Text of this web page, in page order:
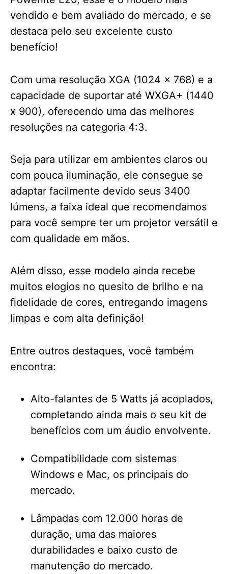
vendido e bem avaliado do mercado, e se
destaca pelo seu excelente custo
benefício!
Com uma resolução XGA (1024 x 768) e a
capacidade de suportar até WXGA+ (1440
x 900), oferecendo uma das melhores
resoluções na categoria 4:3.
Seja para utilizar em ambientes claros ou
com pouca iluminação, ele consegue se
adaptar facilmente devido seus 3400
lúmens, a faixa ideal que recomendamos
para você sempre ter um projetor versátil e
com qualidade em mãos.
Além disso, esse modelo ainda recebe
muitos elogios no quesito de brilho e na
fidelidade de cores, entregando imagens
limpas e com alta definição!
Entre outros destaques, você também
encontra:
Alto-falantes de 5 Watts já acoplados,
completando ainda mais o seu kit de
benefícios com um áudio envolvente.
Compatibilidade com sistemas
Windows e Mac, os principais do
mercado.
Lâmpadas com 12.000 horas de
duração, uma das maiores
durabilidades e baixo custo de
manutenção do mercado.